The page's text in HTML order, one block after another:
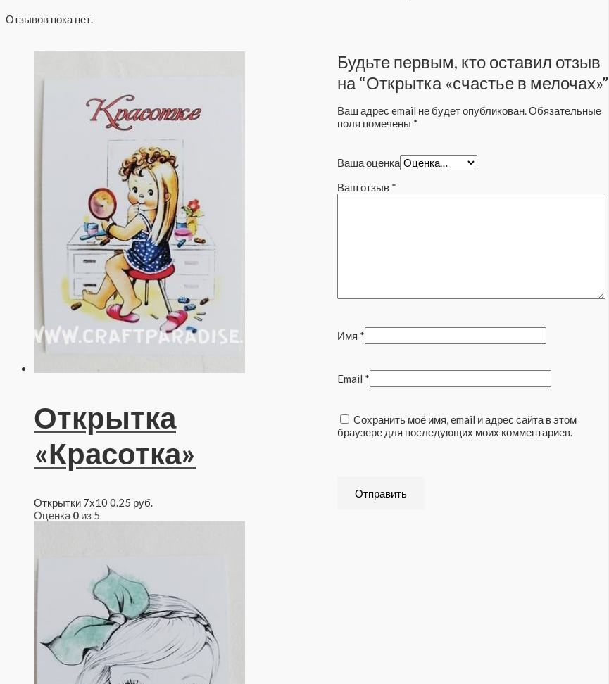
Отзывов пока нет.
Будьте первым, кто оставил отзыв
на “Открытка «счастье в мелочах»”
Ваш адрес email не будет опубликован.Обязательные
поля помечены *
Ваша оценка
Ваш отзыв *
Имя *
Email *
Сохранить моё имя, email и адрес сайта в этом
браузере для последующих моих комментариев.
Открытка
«Красотка»
Открытки 7x10 0.25 руб.
Оценка 0 из 5